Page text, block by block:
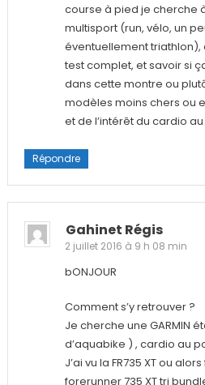
course à pied je cherche
multisport (run, vélo, un
éventuellement
test complet, et savoir si
dans cette montre ou
modèles moins chers ou
et de l’intérêt du cardio
Répondre
Gahinet Régis
2 juillet 2016 à 9 h 08 min
bONJOUR
Comment s’y retrouver ?
Je cherche une GARMIN
d’aquabike ) , cardio au
J’ai vu la FR735 XT ou
forerunner 735 XT tri